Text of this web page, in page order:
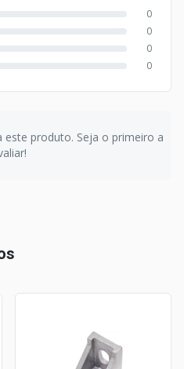
0
0
0
0
este produto. Seja o primeiro a